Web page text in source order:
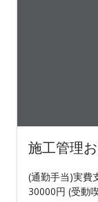
施工管理
(通勤手当)実費
30000円 (受動